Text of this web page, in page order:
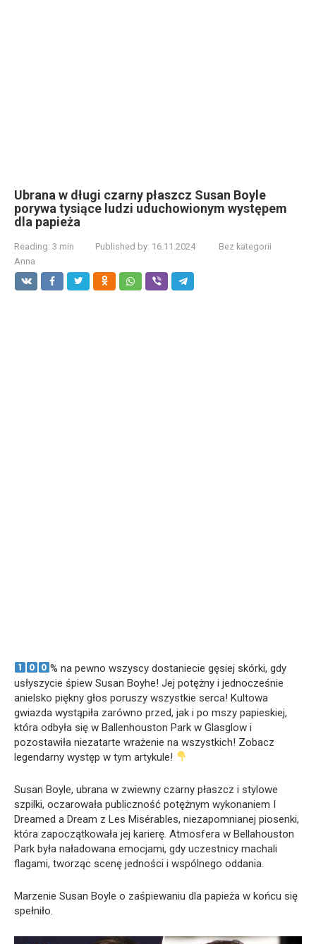
Ubrana w długi czarny płaszcz Susan Boyle
porywa tysiące ludzi uduchowionym występem
dla papieża
Reading: 3 min Published by: 16.11.2024
Bez kategorii
Anna
% na pewno wszyscy dostaniecie gęsiej skórki, gdy
usłyszycie śpiew Susan Boyhe! Jej potężny i jednocześnie
anielsko piękny głos poruszy wszystkie serca! Kultowa
gwiazda wystąpiła zarówno przed, jak i po mszy papieskiej,
która odbyła się w Ballenhouston Park w Glasglow i
pozostawiła niezatarte wrażenie na wszystkich! Zobacz
legendarny występ w tym artykule!
Susan Boyle, ubrana w zwiewny czarny płaszcz i stylowe
szpilki, oczarowała publiczność potężnym wykonaniem I
Dreamed a Dream z Les Misérables, niezapomnianej piosenki,
która zapoczątkowała jej karierę. Atmosfera w Bellahouston
Park była naładowana emocjami, gdy uczestnicy machali
flagami, tworząc scenę jedności i wspólnego oddania.
Marzenie Susan Boyle o zaśpiewaniu dla papieża w końcu się
spełniło.